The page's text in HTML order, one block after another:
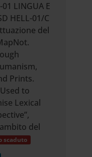
LINGUA E
HELL-01/C
del
Prints.
to
Lexical
del
scaduto